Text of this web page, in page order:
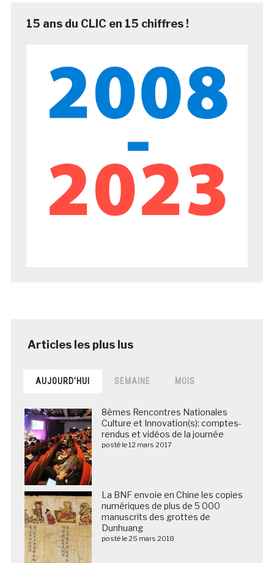
15 ans du CLIC en 15 chiffres !
AUJOURD’HUI SEMAINE MOIS
8èmes Rencontres Nationales
Culture et Innovation(s): comptes-
rendus et vidéos de la journée
posté le 12 mars 2017
La BNF envoie en Chine les copies
numériques de plus de 5 000
manuscrits des grottes de
Dunhuang
posté le 25 mars 2018